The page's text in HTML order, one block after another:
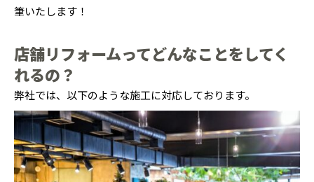
筆いたします！
店舗リフォームってどんなことをしてく
れるの？
弊社では、以下のような施工に対応しております。